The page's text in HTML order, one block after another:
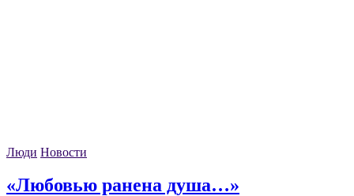
Люди Новости
«Любовью ранена душа…»